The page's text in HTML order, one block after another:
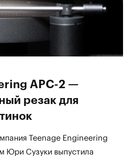
APC-2 —
резак для
Teenage Engineering
Юри Сузуки выпустила